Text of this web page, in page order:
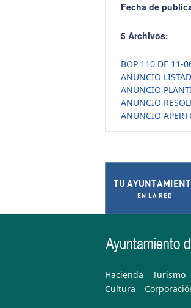
Fecha de
5 Archivos:
BOP 110 DE 11-
ANUNCIO
ANUNCIO
ANUNCIO
ANUNCIO
TU
EN LA RED
Hacienda
Turismo
Cultura